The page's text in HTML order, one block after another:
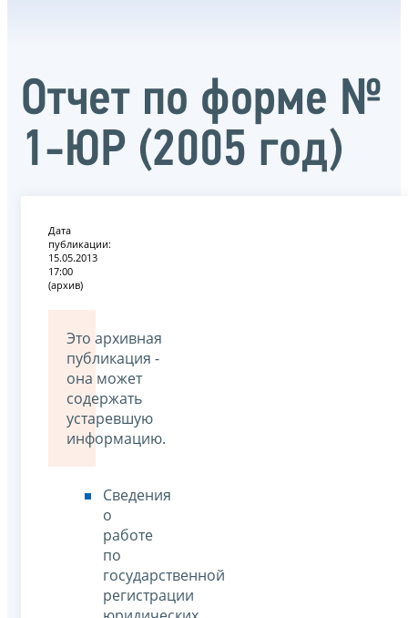
Отчет по форме №
1-ЮР (2005 год)
Дата
публикации:
15.05.2013
17:00
(архив)
Это архивная
публикация -
она может
содержать
устаревшую
информацию.
Сведения
о
работе
по
государственной
регистрации